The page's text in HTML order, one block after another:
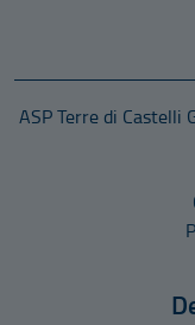
ASP Terre di Castelli